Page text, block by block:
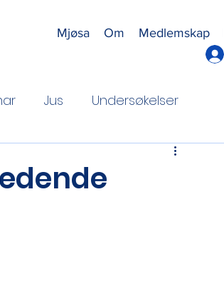
Mjøsa Om Medlemskap
Jus Undersøkelser